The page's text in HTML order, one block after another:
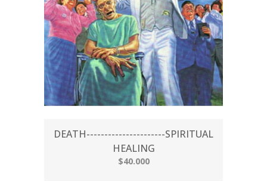
DEATH----------------------SPIRITUAL
HEALING
$40.000